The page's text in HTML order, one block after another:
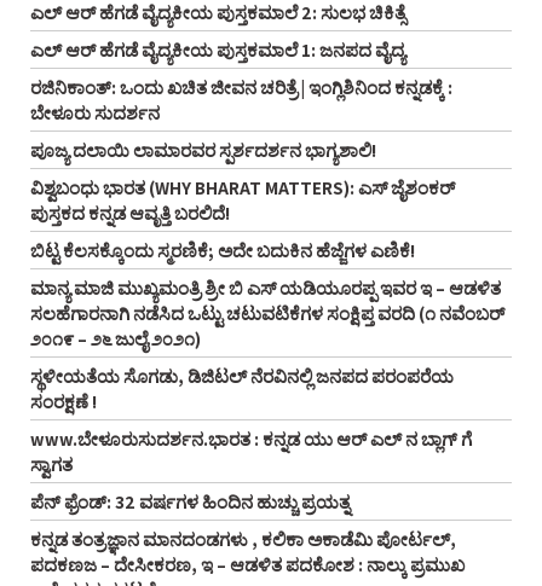
ಎಲ್ ಆರ್ ಹೆಗಡೆ ವೈದ್ಯಕೀಯ ಪುಸ್ತಕಮಾಲೆ 2: ಸುಲಭ ಚಿಕಿತ್ಸೆ
ಎಲ್ ಆರ್ ಹೆಗಡೆ ವೈದ್ಯಕೀಯ ಪುಸ್ತಕಮಾಲೆ 1: ಜನಪದ ವೈದ್ಯ
ರಜಿನಿಕಾಂತ್: ಒಂದು ಖಚಿತ ಜೀವನ ಚರಿತ್ರೆ | ಇಂಗ್ಲಿಶಿನಿಂದ ಕನ್ನಡಕ್ಕೆ :
ಬೇಳೂರು ಸುದರ್ಶನ
ಪೂಜ್ಯ ದಲಾಯಿ ಲಾಮಾರವರ ಸ್ಪರ್ಶದರ್ಶನ ಭಾಗ್ಯಶಾಲಿ!
ವಿಶ್ವಬಂಧು ಭಾರತ (WHY BHARAT MATTERS): ಎಸ್ ಜೈಶಂಕರ್
ಪುಸ್ತಕದ ಕನ್ನಡ ಆವೃತ್ತಿ ಬರಲಿದೆ!
ಬಿಟ್ಟ ಕೆಲಸಕ್ಕೊಂದು ಸ್ಮರಣಿಕೆ; ಅದೇ ಬದುಕಿನ ಹೆಜ್ಜೆಗಳ ಎಣಿಕೆ!
ಮಾನ್ಯ ಮಾಜಿ ಮುಖ್ಯಮಂತ್ರಿ ಶ್ರೀ ಬಿ ಎಸ್‌ ಯಡಿಯೂರಪ್ಪ ಇವರ ಇ – ಆಡಳಿತ
ಸಲಹೆಗಾರನಾಗಿ ನಡೆಸಿದ ಒಟ್ಟು ಚಟುವಟಿಕೆಗಳ ಸಂಕ್ಷಿಪ್ತ ವರದಿ (೧ ನವೆಂಬರ್‌
೨೦೧೯ – ೨೬ ಜುಲೈ ೨೦೨೧)
ಸ್ಥಳೀಯತೆಯ ಸೊಗಡು, ಡಿಜಿಟಲ್‌ ನೆರವಿನಲ್ಲಿ ಜನಪದ ಪರಂಪರೆಯ
ಸಂರಕ್ಷಣೆ !
www.ಬೇಳೂರುಸುದರ್ಶನ.ಭಾರತ : ಕನ್ನಡ ಯು ಆರ್‌ ಎಲ್‌ ನ ಬ್ಲಾಗ್‌ ಗೆ
ಸ್ವಾಗತ
ಪೆನ್‌ ಫ್ರೆಂಡ್‌: 32 ವರ್ಷಗಳ ಹಿಂದಿನ ಹುಚ್ಚು ಪ್ರಯತ್ನ
ಕನ್ನಡ ತಂತ್ರಜ್ಞಾನ ಮಾನದಂಡಗಳು , ಕಲಿಕಾ ಅಕಾಡೆಮಿ ಪೋರ್ಟಲ್,
ಪದಕಣಜ – ದೇಸೀಕರಣ, ಇ – ಆಡಳಿತ ಪದಕೋಶ : ನಾಲ್ಕು ಪ್ರಮುಖ